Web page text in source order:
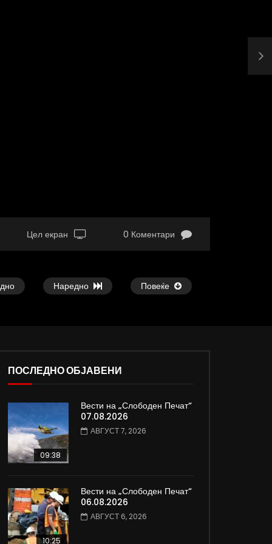
Цел екран 0 Коментари
Наредно Повеќе
02:08
ВИДЕОАНКЕТА: Пазарите веќе не се
најевтини – каде пазаруваат
граѓаните?
АВГУСТ 5, 2026
0
358
ПОСЛЕДНО ОБЈАВЕНИ
09:38
Вести на „Слободен Печат“
07.08.2026
АВГУСТ 7, 2026
10:25
Вести на „Слободен Печат“
06.08.2026
АВГУСТ 6, 2026